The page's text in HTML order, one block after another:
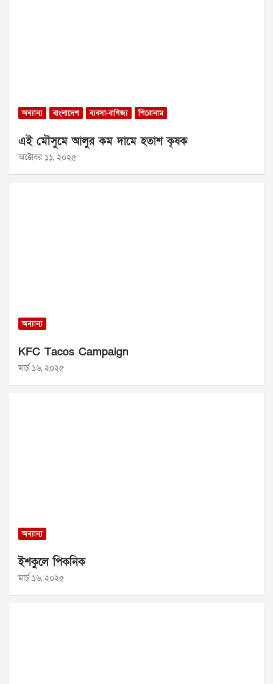
অন্যান্য বাংলাদেশ ব্যবসা-বাণিজ্য শিরোনাম
এই মৌসুমে আলুর কম দামে হতাশ কৃষক
অক্টোবর ১১, ২০২৫
অন্যান্য
KFC Tacos Campaign
মার্চ ১৬, ২০২৫
অন্যান্য
ইশকুলে পিকনিক
মার্চ ১৬, ২০২৫